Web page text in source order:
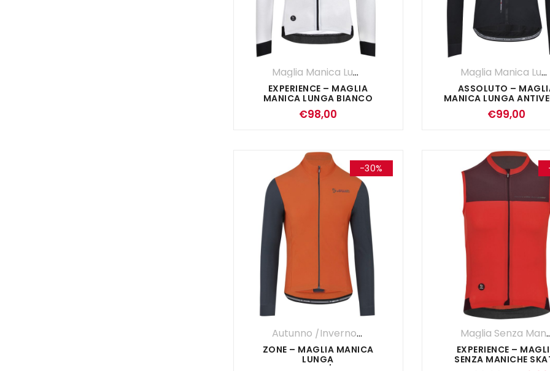
Maglia Manica Lunga
EXPERIENCE – MAGLIA
MANICA LUNGA BIANCO
€98,00
Maglia Manica Lunga
ASSOLUTO –
MANICA LUNGA
€99,00
-30%
Autunno /Inverno '25 Maglia Manica Lunga,UOMO
ZONE – MAGLIA MANICA
LUNGA
Maglia
EXPERIENCE –
SENZA MANICHE